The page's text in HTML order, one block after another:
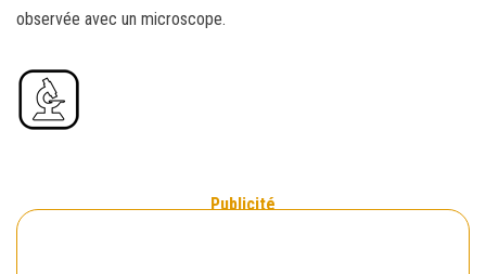
observée avec un microscope.
Publicité